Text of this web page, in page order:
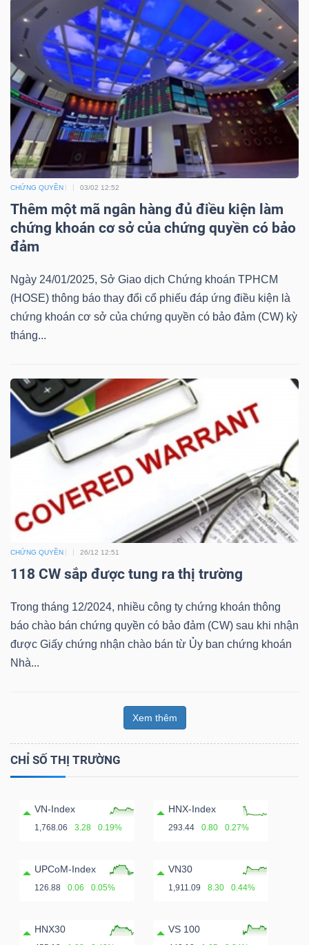
CHỨNG QUYỀN 03/02 12:52
Thêm một mã ngân hàng đủ điều kiện làm
chứng khoán cơ sở của chứng quyền có bảo
đảm
Ngày 24/01/2025, Sở Giao dịch Chứng khoán TPHCM
(HOSE) thông báo thay đổi cổ phiếu đáp ứng điều kiện là
chứng khoán cơ sở của chứng quyền có bảo đảm (CW) kỳ
tháng...
CHỨNG QUYỀN 26/12 12:51
118 CW sắp được tung ra thị trường
Trong tháng 12/2024, nhiều công ty chứng khoán thông
báo chào bán chứng quyền có bảo đảm (CW) sau khi nhận
được Giấy chứng nhận chào bán từ Ủy ban chứng khoán
Nhà...
Xem thêm
CHỈ SỐ THỊ TRƯỜNG
VN-Index
1,768.06 3.28 0.19%
HNX-Index
293.44 0.80 0.27%
UPCoM-Index
126.88 0.06 0.05%
VN30
1,911.09 8.30 0.44%
HNX30 VS 100
Mã
chứng
khoán
(-)
Tất cả Cổ phiếu Chỉ số Chứng chỉ quỹ
Lãnh
đạo
Tất cả Người nội bộ Người liên quan Cổ đông lớn
tức
(-)
của
tác
giả
(-)
cáo
phân
tích
(-)
Thuật
(-)
tạo